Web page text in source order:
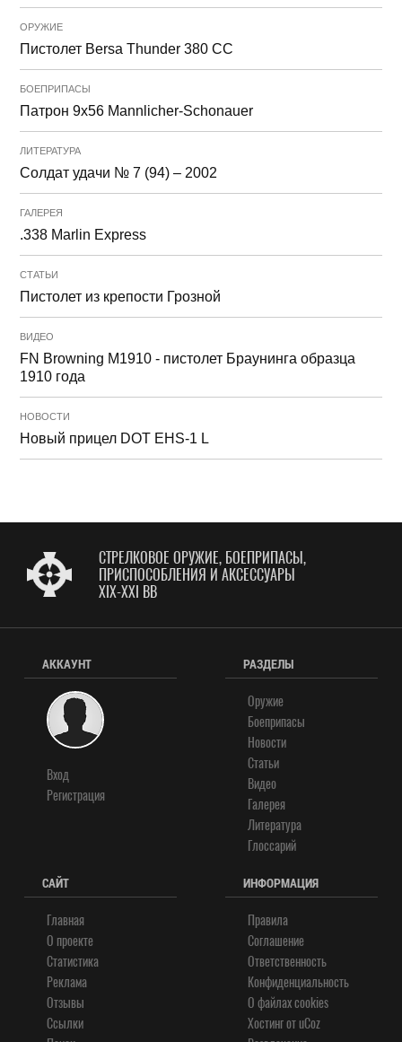
ОРУЖИЕ
Пистолет Bersa Thunder 380 CC
БОЕПРИПАСЫ
Патрон 9x56 Mannlicher-Schonauer
ЛИТЕРАТУРА
Солдат удачи № 7 (94) – 2002
ГАЛЕРЕЯ
.338 Marlin Express
СТАТЬИ
Пистолет из крепости Грозной
ВИДЕО
FN Browning M1910 - пистолет Браунинга образца
1910 года
НОВОСТИ
Новый прицел DOT EHS-1 L
СТРЕЛКОВОЕ ОРУЖИЕ, БОЕПРИПАСЫ,
ПРИСПОСОБЛЕНИЯ И АКСЕССУАРЫ
XIX-XXI ВВ
АККАУНТ
Вход
Регистрация
РАЗДЕЛЫ
Оружие
Боеприпасы
Новости
Статьи
Видео
Галерея
Литература
Глоссарий
САЙТ
Главная
О проекте
Статистика
Реклама
Отзывы
Ссылки
ИНФОРМАЦИЯ
Правила
Соглашение
Ответственность
Конфиденциальность
О файлах cookies
Хостинг отuCoz